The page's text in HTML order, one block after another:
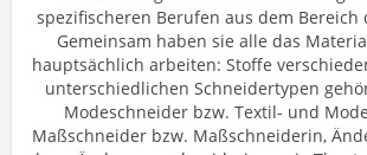
spezifischeren Berufen aus dem Bereich
Gemeinsam haben sie alle das
hauptsächlich arbeiten: Stoffe
unterschiedlichen Schneidertypen
Modeschneider bzw. Textil- und
Maßschneider bzw. Maßschneiderin,